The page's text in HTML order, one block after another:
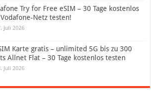
Try for Free eSIM – 30 Tage kostenlos
Netz testen!
Juli 2026
Karte gratis – unlimited 5G bis zu 300
Allnet Flat – 30 Tage kostenlos testen
Juli 2026